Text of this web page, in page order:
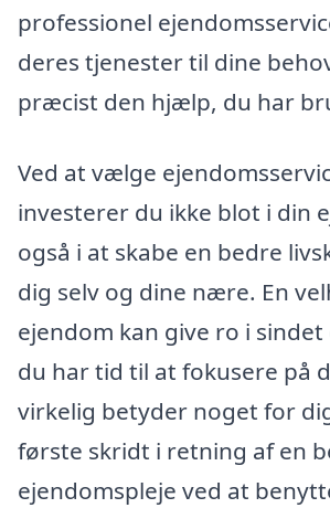
professionel
deres tjenester til dine
præcist den hjælp, du har
Ved at vælge
investerer du ikke blot i din
også i at skabe en bedre
dig selv og dine nære. En
ejendom kan give ro i
du har tid til at fokusere på
virkelig betyder noget for
første skridt i retning af en
ejendomspleje ved at